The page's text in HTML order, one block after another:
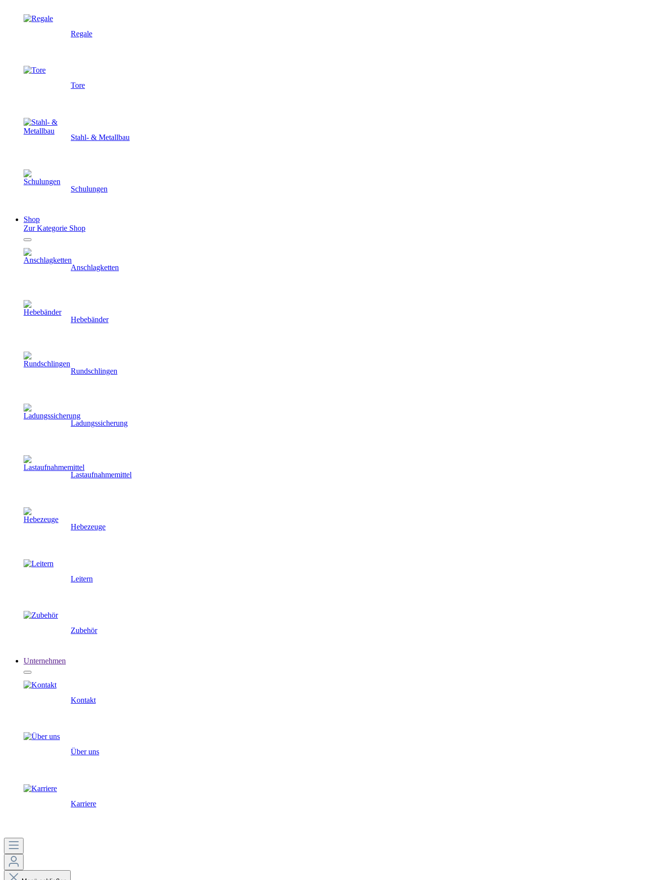
Regale
Tore
Stahl- & Metallbau
Schulungen
Shop
Zur Kategorie Shop
Anschlagketten
Hebebänder
Rundschlingen
Ladungssicherung
Lastaufnahmemittel
Hebezeuge
Leitern
Zubehör
Unternehmen
Kontakt
Über uns
Karriere